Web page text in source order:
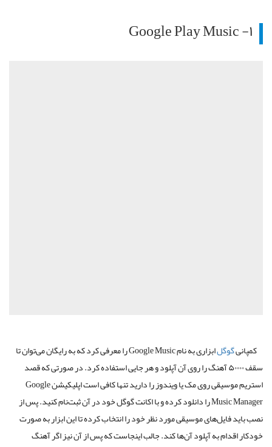
۱- Google Play Music
کمپانیگوگل
ابزاری به نام Google Music را معرفی کرد که به رایگان می‌توان تا
سقف ۵۰۰۰۰ آهنگ را روی آن آپلود و هر جایی استفاده کرد. در صورتی که قصد
استریم موسیقی روی مک یا ویندوز را دارید تنها کافی است اپلیکیشن Google
Music Manager را دانلود کرده و با اکانت گوگل خود در آن ثبت‌نام کنید. پس از
نصب باید فایل‌های موسیقی مورد نظر خود را انتخاب کرده تا این ابزار به صورت
خودکار اقدام به آپلود آن‌ها کند. جالب اینجاست که پس از آن نیز اگر آهنگ